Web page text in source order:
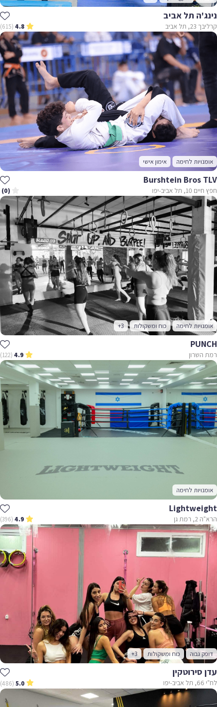
נינג'ה תל אביב
קרליבך 23, תל אביב 4.8
(615)
אומנויות לחימה אימון אישי
Burshtein Bros TLV
חפץ חיים 10, תל אביב-יפו (0)
אומנויות לחימה כוח ומשקולות +3
PUNCH
רמת השרון 4.9
(122)
אומנויות לחימה
Lightweight
הרא"ה 2, רמת גן 4.9
(396)
דופק גבוה כוח ומשקולות +3
עדן סירוטקין
לח"י 66, תל אביב-יפו 5.0
(486)